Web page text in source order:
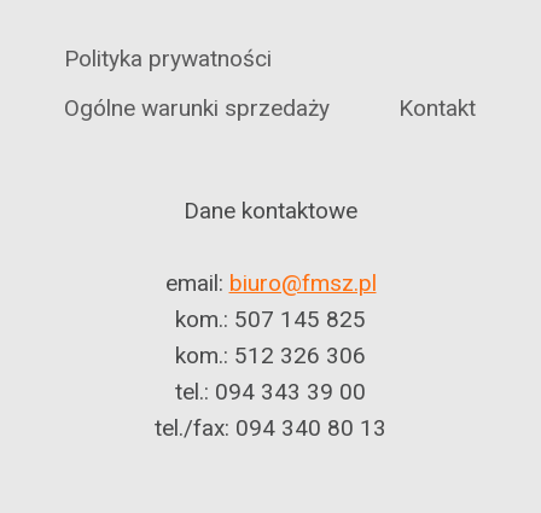
Polityka prywatności
Ogólne warunki sprzedaży
Kontakt
Dane kontaktowe
email: biuro@fmsz.pl
kom.: 507 145 825
kom.: 512 326 306
tel.: 094 343 39 00
tel./fax: 094 340 80 13